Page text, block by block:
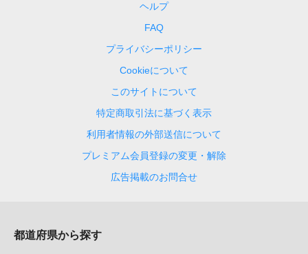
ヘルプ
FAQ
プライバシーポリシー
Cookieについて
このサイトについて
特定商取引法に基づく表示
利用者情報の外部送信について
プレミアム会員登録の変更・解除
広告掲載のお問合せ
都道府県から探す